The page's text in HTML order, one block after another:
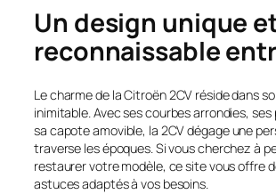
Un design unique
reconnaissable
Le charme de la Citroën 2CV réside dans
inimitable. Avec ses courbes arrondies,
sa capote amovible, la 2CV dégage une
traverse les époques. Si vous cherchez à
restaurer votre modèle, ce site vous offre
astuces adaptés à vos besoins.